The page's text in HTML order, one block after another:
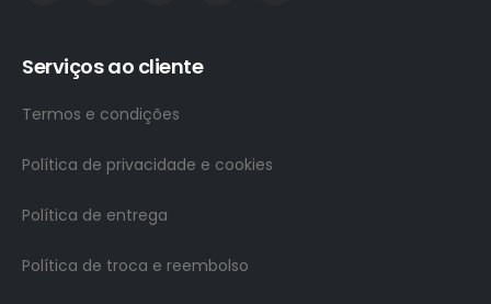
Serviços ao cliente
Termos e condições
Política de privacidade e cookies
Política de entrega
Política de troca e reembolso